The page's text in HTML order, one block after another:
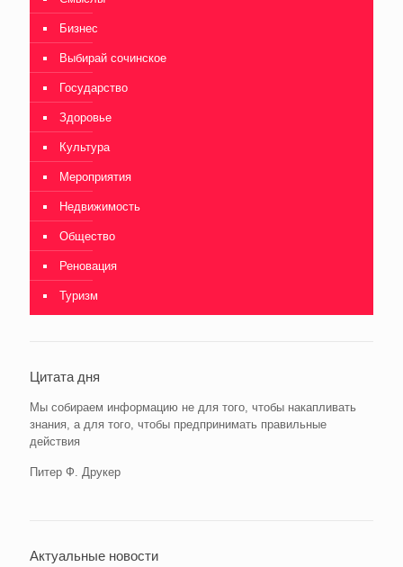
Бизнес
Выбирай сочинское
Государство
Здоровье
Культура
Мероприятия
Недвижимость
Общество
Реновация
Туризм
Цитата дня
Мы собираем информацию не для того, чтобы накапливать
знания, а для того, чтобы предпринимать правильные
действия
Питер Ф. Друкер
Актуальные новости